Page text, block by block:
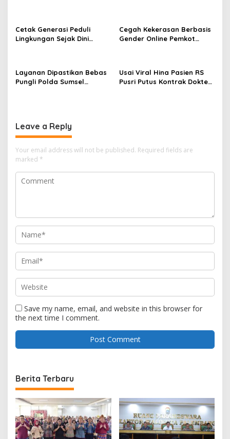
Cetak Generasi Peduli
Lingkungan Sejak Dini
Cegah Kekerasan Berbasis
Gender Online Pemkot
Layanan Dipastikan Bebas
Pungli Polda Sumsel
Usai Viral Hina Pasien RS
Pusri Putus Kontrak Dokter
Leave a Reply
Your email address will not be published. Required fields are
marked *
Save my name, email, and website in this browser for
the next time I comment.
Berita Terbaru